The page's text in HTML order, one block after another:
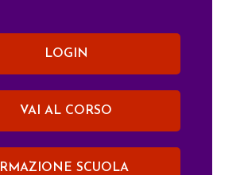
LOGIN
VAI AL CORSO
SCUOLA